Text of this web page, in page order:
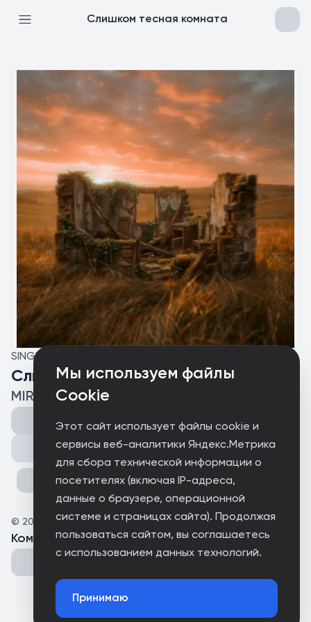
Мы используем файлы
Cookie
Этот сайт использует файлы cookie и
сервисы веб-аналитики Яндекс.Метрика
для сбора технической информации о
посетителях (включая IP-адреса,
данные о браузере, операционной
системе и страницах сайта). Продолжая
пользоваться сайтом, вы соглашаетесь
с использованием данных технологий.
Принимаю
Слишком тесная комната
SINGLE
Слишком тесная комната
MIRO MC (feat. Faceless Drizzle Boy)
Поделиться
© 2026 Faceless Drizzle Boy
Комментарии(0 )